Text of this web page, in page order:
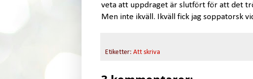
veta att uppdraget är slutfört för att det
Men inte ikväll. Ikväll fick jag soppatorsk
Etiketter: Att skriva